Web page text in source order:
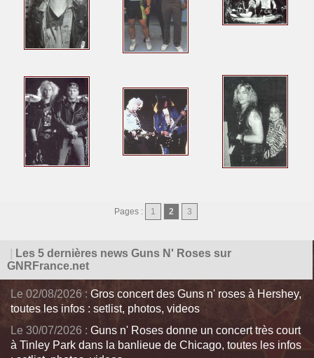
Pages : 1 2 3
Les 5 dernières news Guns N' Roses sur
GNRFrance.net
Le 02/08/2026 : Gros concert des Guns n' roses à Hershey,
toutes les infos : setlist, photos, videos
Le 30/07/2026 : Guns n' Roses donne un concert très court
à Tinley Park dans la banlieue de Chicago, toutes les infos